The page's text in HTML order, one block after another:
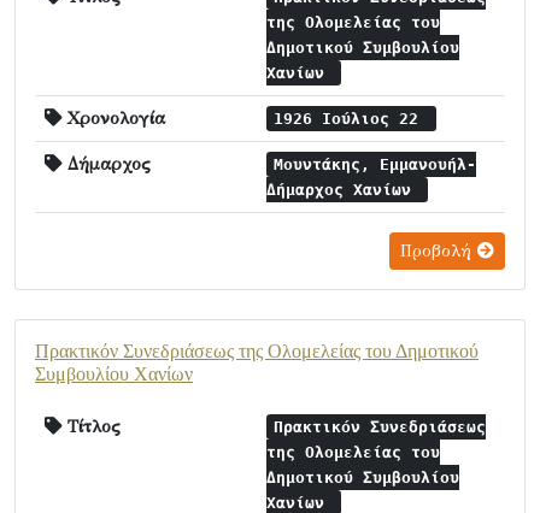
της Ολομελείας του
Δημοτικού Συμβουλίου
Χανίων
Χρονολογία 1926 Ιούλιος 22
Δήμαρχος
Μουντάκης, Εμμανουήλ-
Δήμαρχος Χανίων
Προβολή
Πρακτικόν Συνεδριάσεως της Ολομελείας του Δημοτικού
Συμβουλίου Χανίων
Τίτλος
Πρακτικόν Συνεδριάσεως
της Ολομελείας του
Δημοτικού Συμβουλίου
Χανίων